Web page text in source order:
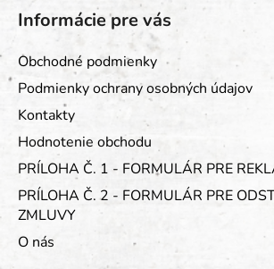
ä
Informácie pre vás
Obchodné podmienky
Podmienky ochrany osobných údajov
Kontakty
Hodnotenie obchodu
PRÍLOHA Č. 1 - FORMULÁR PRE
PRÍLOHA Č. 2 - FORMULÁR PRE
ZMLUVY
O nás